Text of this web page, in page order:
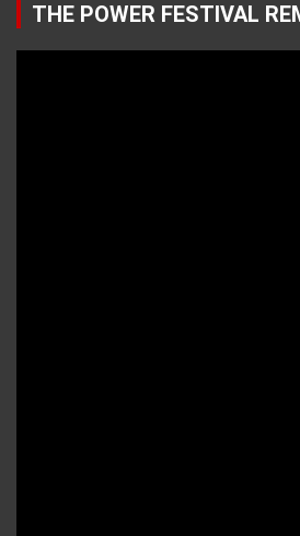
THE POWER FESTIVAL